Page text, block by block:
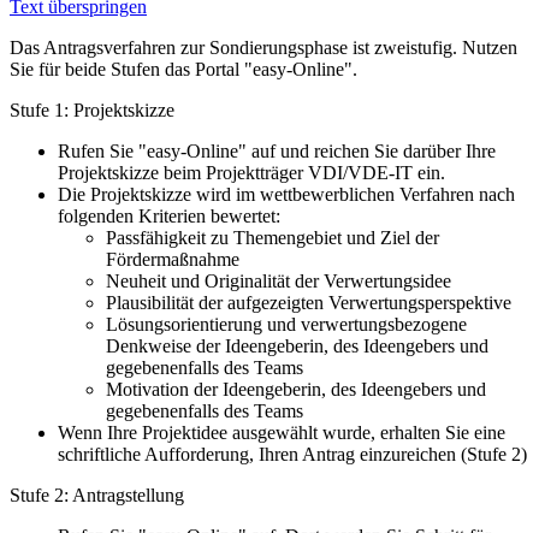
Text überspringen
Das Antragsverfahren zur Sondierungsphase ist zweistufig. Nutzen
Sie für beide Stufen das Portal "easy-Online".
Stufe 1: Projektskizze
Rufen Sie "easy-Online" auf und reichen Sie darüber Ihre
Projektskizze beim Projektträger VDI/VDE-IT ein.
Die Projektskizze wird im wettbewerblichen Verfahren nach
folgenden Kriterien bewertet:
Passfähigkeit zu Themengebiet und Ziel der
Fördermaßnahme
Neuheit und Originalität der Verwertungsidee
Plausibilität der aufgezeigten Verwertungsperspektive
Lösungsorientierung und verwertungsbezogene
Denkweise der Ideengeberin, des Ideengebers und
gegebenenfalls des Teams
Motivation der Ideengeberin, des Ideengebers und
gegebenenfalls des Teams
Wenn Ihre Projektidee ausgewählt wurde, erhalten Sie eine
schriftliche Aufforderung, Ihren Antrag einzureichen (Stufe 2)
Stufe 2: Antragstellung